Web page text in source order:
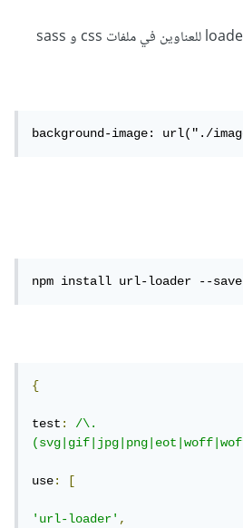
background-image: url("./
npm install url-loader --
{
test:
/\.
use: [
'url-loader',